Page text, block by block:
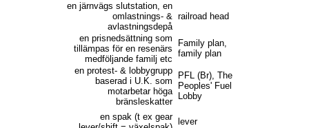
en järnvägs slutstation, en
omlastnings- &
avlastningsdepå
railroad head
en prisnedsättning som
tillämpas för en resenärs
medföljande familj etc
Family plan,
family plan
en protest- & lobbygrupp
baserad i U.K. som
motarbetar höga
bränsleskatter
PFL (Br), The
Peoples' Fuel
Lobby
en spak (t ex gear
lever